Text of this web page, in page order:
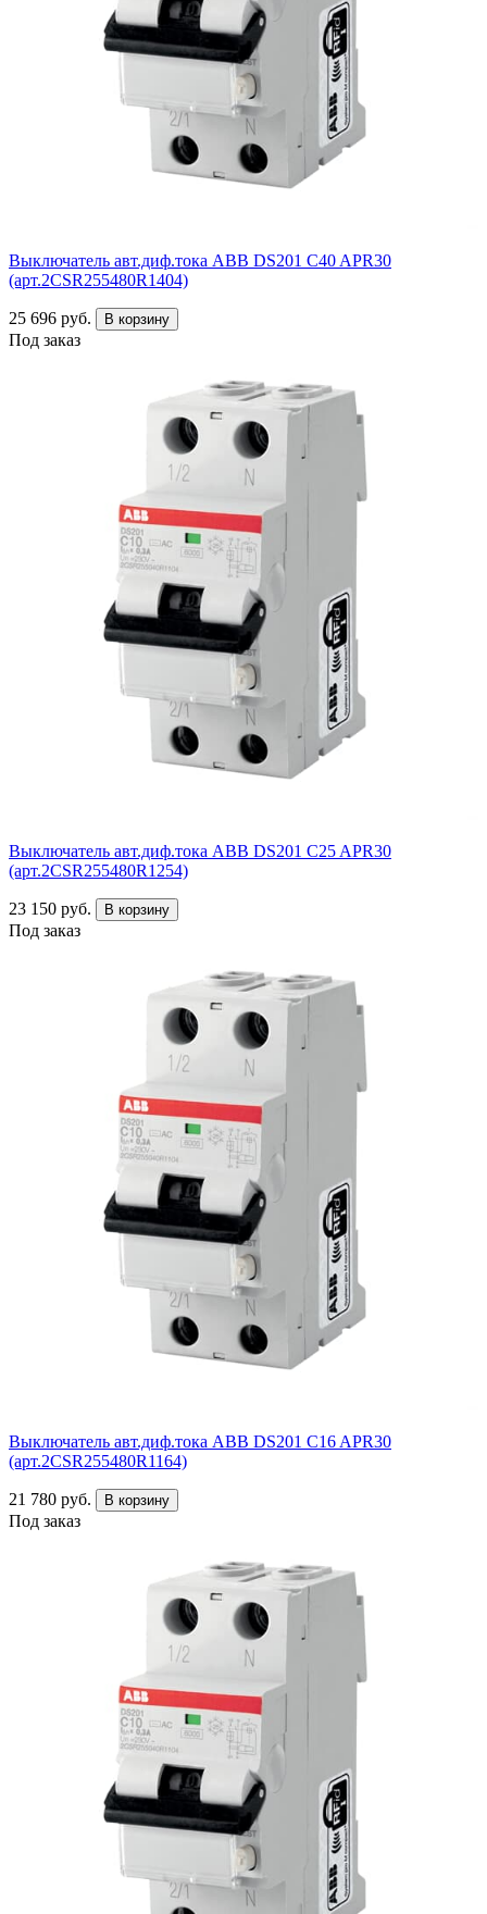
Выключатель авт.диф.тока ABB DS201 C40 APR30
(арт.2CSR255480R1404)
25 696 руб. В корзину
Под заказ
Выключатель авт.диф.тока ABB DS201 C25 APR30
(арт.2CSR255480R1254)
23 150 руб. В корзину
Под заказ
Выключатель авт.диф.тока ABB DS201 C16 APR30
(арт.2CSR255480R1164)
21 780 руб. В корзину
Под заказ